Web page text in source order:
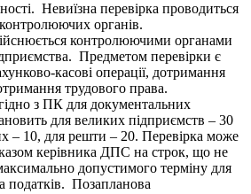
Невиїзна перевірка проводиться
органів.
контролюючими органами
Предметом перевірки є
касові операції, дотримання
трудового права.
з ПК для документальних
для великих підприємств – 30
– 10, для решти – 20. Перевірка може
керівника ДПС на строк, що не
допустимого терміну для
податків. Позапланова